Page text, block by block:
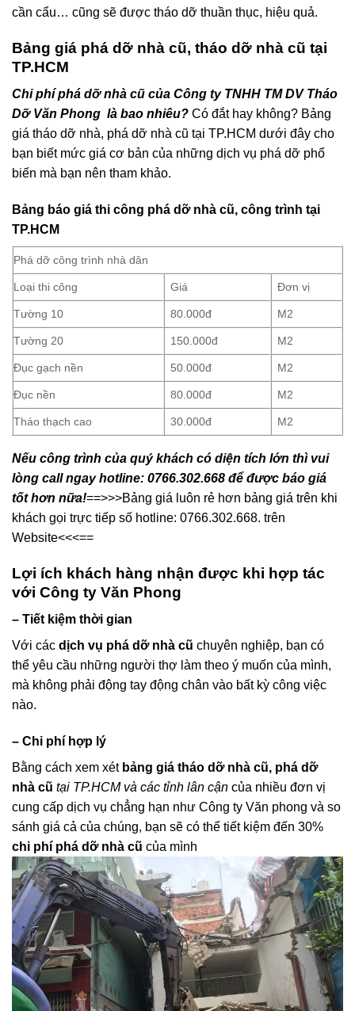
cần cẩu… cũng sẽ được tháo dỡ thuần thục, hiệu quả.
Bảng giá phá dỡ nhà cũ, tháo dỡ nhà cũ tại
TP.HCM
Chi phí phá dỡ nhà cũ của Công ty TNHH TM DV Tháo
Dỡ Văn Phong là bao nhiêu? Có đắt hay không? Bảng
giá tháo dỡ nhà, phá dỡ nhà cũ tại TP.HCM dưới đây cho
bạn biết mức giá cơ bản của những dịch vụ phá dỡ phổ
biến mà bạn nên tham khảo.
Bảng báo giá thi công phá dỡ nhà cũ, công trình tại
TP.HCM
Phá dỡ công trình nhà dân
Loại thi công Giá Đơn vị
Tường 10 80.000đ M2
Tường 20 150.000đ M2
Đục gạch nền 50.000đ M2
Đục nền 80.000đ M2
Tháo thạch cao 30.000đ M2
Nếu công trình của quý khách có diện tích lớn thì vui
lòng call ngay hotline: 0766.302.668 để được báo giá
tốt hơn nữa!==>>>Bảng giá luôn rẻ hơn bảng giá trên khi
khách gọi trực tiếp số hotline: 0766.302.668. trên
Website<<<==
Lợi ích khách hàng nhận được khi hợp tác
với Công ty Văn Phong
– Tiết kiệm thời gian
Với các dịch vụ phá dỡ nhà cũ chuyên nghiệp, bạn có
thể yêu cầu những người thợ làm theo ý muốn của mình,
mà không phải động tay động chân vào bất kỳ công việc
nào.
– Chi phí hợp lý
Bằng cách xem xét bảng giá tháo dỡ nhà cũ, phá dỡ
nhà cũ tại TP.HCM và các tỉnh lân cận của nhiều đơn vị
cung cấp dịch vụ chẳng hạn như Công ty Văn phong và so
sánh giá cả của chúng, bạn sẽ có thể tiết kiệm đến 30%
chi phí phá dỡ nhà cũ của mình